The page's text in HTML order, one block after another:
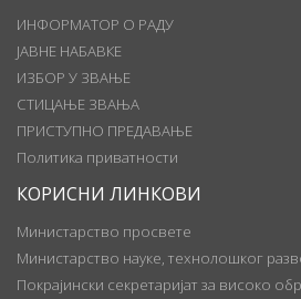
ИНФОРМАТОР О РАДУ
ЈАВНЕ НАБАВКЕ
ИЗБОР У ЗВАЊЕ
СТИЦАЊЕ ЗВАЊА
ПРИСТУПНО ПРЕДАВАЊЕ
Политика приватности
КОРИСНИ ЛИНКОВИ
Министарство просвете
Министарство науке, технолошког
Покрајински секретаријат за високо